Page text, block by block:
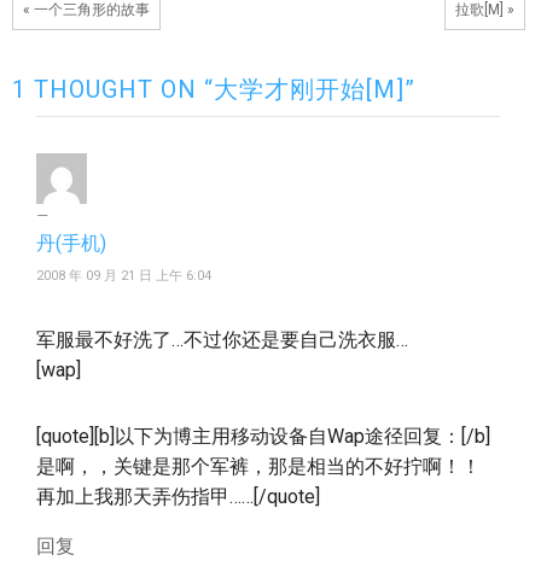
« 一个三角形的故事 拉歌[M] »
1 THOUGHT ON “大学才刚开始[M]”
丹(手机)
2008 年 09 月 21 日 上午 6:04
军服最不好洗了…不过你还是要自己洗衣服…
[wap]
[quote][b]以下为博主用移动设备自Wap途径回复：[/b]
是啊，，关键是那个军裤，那是相当的不好拧啊！！
再加上我那天弄伤指甲……[/quote]
回复